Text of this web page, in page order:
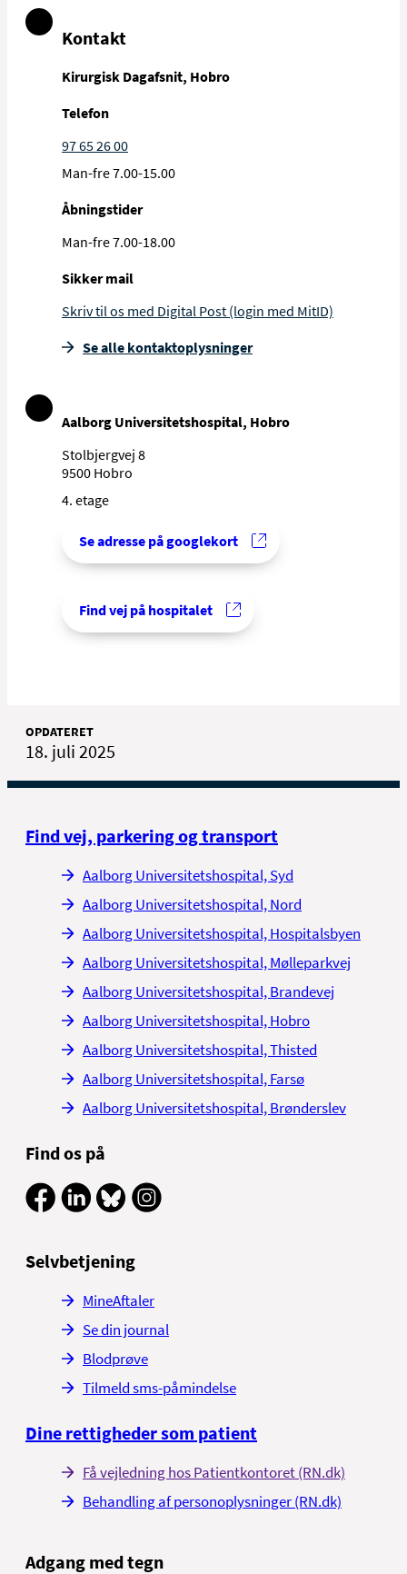
Kontakt
Kirurgisk Dagafsnit, Hobro
Telefon
97 65 26 00
Man-fre 7.00-15.00
Åbningstider
Man-fre 7.00-18.00
Sikker mail
Skriv til os med Digital Post (login med MitID)
Se alle kontakt­oplysninger
Aalborg Universitetshospital, Hobro
Stolbjergvej 8
9500 Hobro
4. etage
Se adresse på googlekort
Find vej på hospitalet
OPDATERET
18. juli 2025
Find vej, parkering og transport
Aalborg Universitetshospital, Syd
Aalborg Universitetshospital, Nord
Aalborg Universitetshospital, Hospitalsbyen
Aalborg Universitetshospital, Mølleparkvej
Aalborg Universitetshospital, Brandevej
Aalborg Universitetshospital, Hobro
Aalborg Universitetshospital, Thisted
Aalborg Universitetshospital, Farsø
Aalborg Universitetshospital, Brønderslev
Find os på
Selvbetjening
MineAftaler
Se din journal
Blodprøve
Tilmeld sms-påmindelse
Dine rettigheder som patient
Få vejledning hos Patientkontoret (RN.dk)
Behandling af personoplysninger (RN.dk)
Adgang med tegn